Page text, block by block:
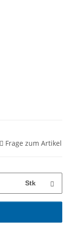
Frage zum Artikel
Stk